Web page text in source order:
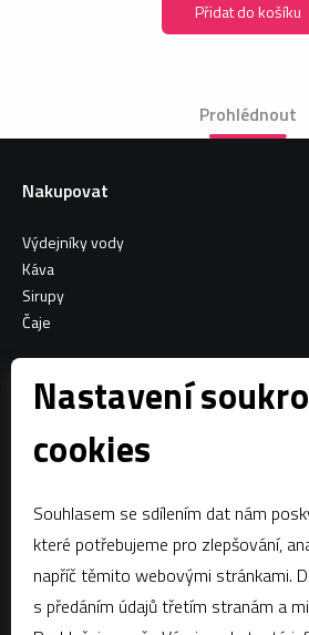
Nastavení
cookies
Souhlasem se sdílením dat nám
které potřebujeme pro zlepšování,
napříč těmito webovými stránkami. Dále souhlasíte
s předáním údajů třetím stranám a
Přidat do košíku
Prohlédnout
Nakupovat
Výdejníky vody
Káva
Sirupy
Čaje
Facebook
Kontaktujte nás
estian@estian.cz